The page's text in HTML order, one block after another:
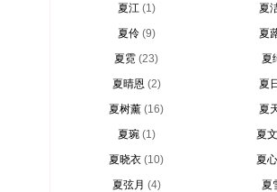
夏江 (1)
夏
夏伶 (9)
夏
夏霓 (23)
夏
夏晴恩 (2)
夏
夏树薰 (16)
夏
夏琬 (1)
夏
夏晓衣 (10)
夏
夏弦月 (4)
夏